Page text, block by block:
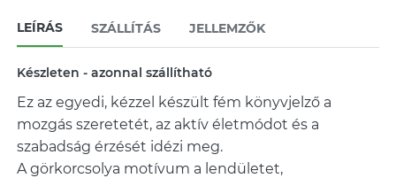
LEÍRÁS SZÁLLÍTÁS JELLEMZŐK
Készleten - azonnal szállítható
Ez az egyedi, kézzel készült fém könyvjelző a
mozgás szeretetét, az aktív életmódot és a
szabadság érzését idézi meg.
A görkorcsolya motívum a lendületet,